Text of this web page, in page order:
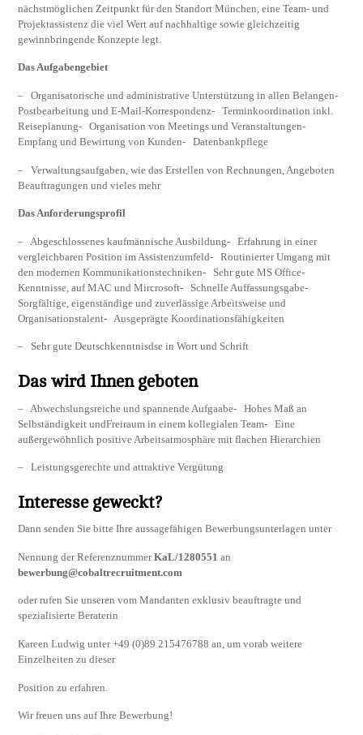
nächstmöglichen Zeitpunkt für den Standort München, eine Team- und
Projektassistenz die viel Wert auf nachhaltige sowie gleichzeitig
gewinnbringende Konzepte legt.
Das Aufgabengebiet
– Organisatorische und administrative Unterstützung in allen Belangen-
Postbearbeitung und E-Mail-Korrespondenz- Terminkoordination inkl.
Reiseplanung- Organisation von Meetings und Veranstaltungen-
Empfang und Bewirtung von Kunden- Datenbankpflege
– Verwaltungsaufgaben, wie das Erstellen von Rechnungen, Angeboten
Beauftragungen und vieles mehr
Das Anforderungsprofil
– Abgeschlossenes kaufmännische Ausbildung- Erfahrung in einer
vergleichbaren Position im Assistenzumfeld- Routinierter Umgang mit
den modernen Kommunikationstechniken- Sehr gute MS Office-
Kenntnisse, auf MAC und Mircrosoft- Schnelle Auffassungsgabe-
Sorgfältige, eigenständige und zuverlässige Arbeitsweise und
Organisationstalent- Ausgeprägte Koordinationsfähigkeiten
– Sehr gute Deutschkenntnisdse in Wort und Schrift
Das wird Ihnen geboten
– Abwechslungsreiche und spannende Aufgaabe- Hohes Maß an
Selbständigkeit undFreiraum in einem kollegialen Team- Eine
außergewöhnlich positive Arbeitsatmosphäre mit flachen Hierarchien
– Leistungsgerechte und attraktive Vergütung
Interesse geweckt?
Dann senden Sie bitte Ihre aussagefähigen Bewerbungsunterlagen unter
Nennung der ReferenznummerKaL/1280551 an
bewerbung@cobaltrecruitment.com
oder rufen Sie unseren vom Mandanten exklusiv beauftragte und
spezialisierte Beraterin
Kareen Ludwig unter +49 (0)89 215476788 an, um vorab weitere
Einzelheiten zu dieser
Position zu erfahren.
Wir freuen uns auf Ihre Bewerbung!